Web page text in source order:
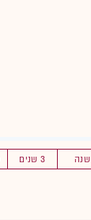
שנה 3 שנים